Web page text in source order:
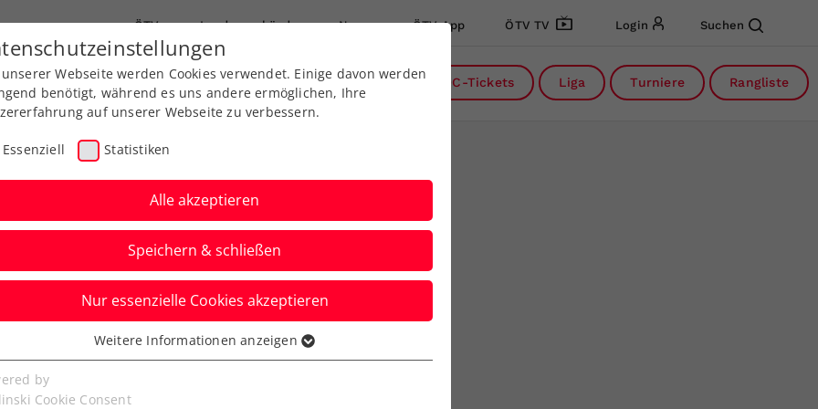
ÖTV Landesverbände News ÖTV App ÖTV TV Login Suchen
Ausbildung Services Über uns DC-Tickets Liga Turniere Rangliste
ÖTV launcht
Webseite werden Cookies verwendet. Einige davon werden
benötigt, während es uns andere ermöglichen, Ihre
auf unserer Webseite zu verbessern.
Essenziell Statistiken
Alle akzeptieren
Speichern & schließen
Nur essenzielle Cookies akzeptieren
Cookies werden für grundlegende Funktionen der
benötigt. Dadurch ist gewährleistet, dass die Webseite
Weitere Informationen anzeigen
by
Cookie Consent